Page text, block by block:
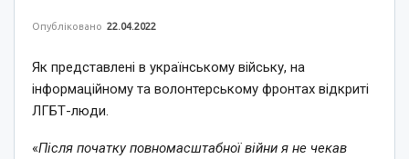
Опубліковано 22.04.2022
Як представлені в українському війську, на
інформаційному та волонтерському фронтах відкриті
ЛГБТ-люди.
«Після початку повномасштабної війни я не чекав